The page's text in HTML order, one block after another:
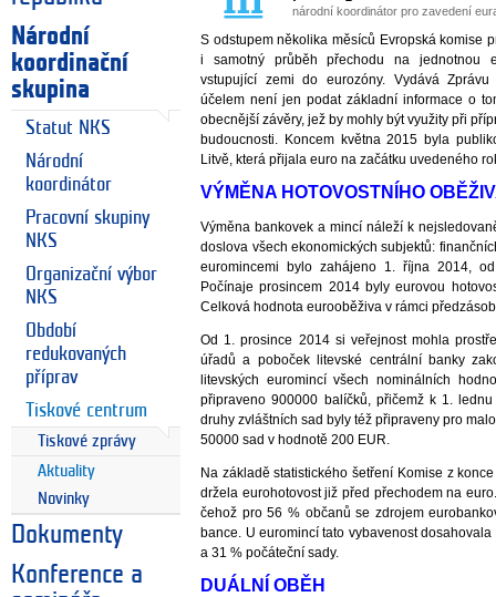
Národní
koordinační
skupina
Statut NKS
Národní
koordinátor
Pracovní skupiny
NKS
Organizační výbor
NKS
Období
redukovaných
příprav
Tiskové centrum
Tiskové zprávy
Aktuality
Novinky
Dokumenty
Konference a
národní koordinátor pro zavedení
S odstupem několika měsíců Evropská komise
i samotný průběh přechodu na jednotnou
vstupující zemi do eurozóny. Vydává
účelem není jen podat základní informace o
obecnější závěry, jež by mohly být využity při
budoucnosti. Koncem května 2015 byla
Litvě, která přijala euro na začátku uvedeného
VÝMĚNA HOTOVOSTNÍHO
Výměna bankovek a mincí náleží k
doslova všech ekonomických subjektů:
euromincemi bylo zahájeno 1. října 2014,
Počínaje prosincem 2014 byly eurovou
Celková hodnota eurooběživa v rámci
Od 1. prosince 2014 si veřejnost mohla
úřadů a poboček litevské centrální banky
litevských euromincí všech nominálních
připraveno 900000 balíčků, přičemž k 1.
druhy zvláštních sad byly též připraveny pro
50000 sad v hodnotě 200 EUR.
Na základě statistického šetření Komise z
držela eurohotovost již před přechodem na
čehož pro 56 % občanů se zdrojem
bance. U euromincí tato vybavenost
a 31 % počáteční sady.
DUÁLNÍ OBĚH